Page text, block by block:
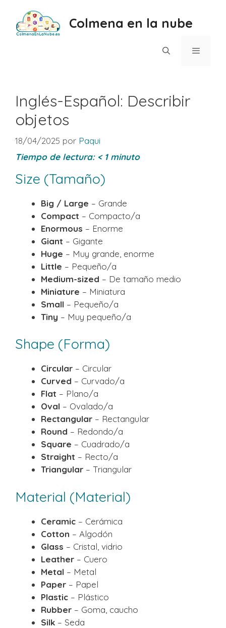
contenido
Colmena en la nube
Inglés-Español: Describir
objetos
18/04/2025 por Paqui
Tiempo de lectura: < 1 minuto
Size (Tamaño)
Big / Large – Grande
Compact – Compacto/a
Enormous – Enorme
Giant – Gigante
Huge – Muy grande, enorme
Little – Pequeño/a
Medium-sized – De tamaño medio
Miniature – Miniatura
Small – Pequeño/a
Tiny – Muy pequeño/a
Shape (Forma)
Circular – Circular
Curved – Curvado/a
Flat – Plano/a
Oval – Ovalado/a
Rectangular – Rectangular
Round – Redondo/a
Square – Cuadrado/a
Straight – Recto/a
Triangular – Triangular
Material (Material)
Ceramic – Cerámica
Cotton – Algodón
Glass – Cristal, vidrio
Leather – Cuero
Metal – Metal
Paper – Papel
Plastic – Plástico
Rubber – Goma, caucho
Silk – Seda